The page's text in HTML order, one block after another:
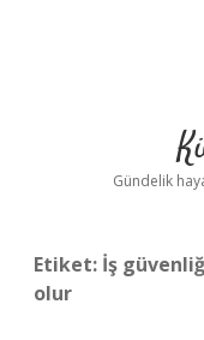
Gündelik
Etiket: İş
olur